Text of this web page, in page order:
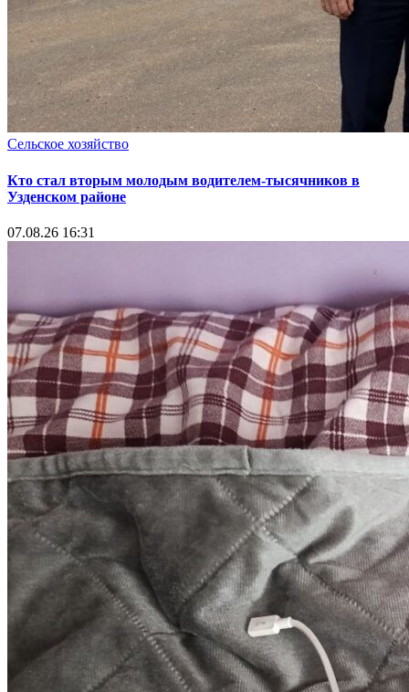
Сельское хозяйство
Кто стал вторым молодым водителем-тысячников в
Узденском районе
07.08.26 16:31